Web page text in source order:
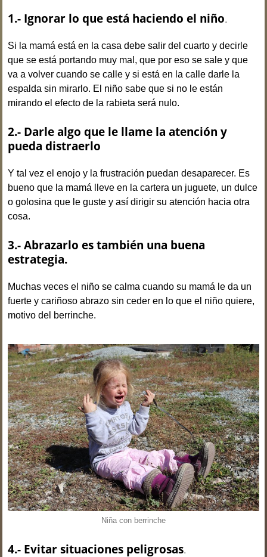
1.- Ignorar lo que está haciendo el niño.
Si la mamá está en la casa debe salir del cuarto y decirle
que se está portando muy mal, que por eso se sale y que
va a volver cuando se calle y si está en la calle darle la
espalda sin mirarlo. El niño sabe que si no le están
mirando el efecto de la rabieta será nulo.
2.- Darle algo que le llame la atención y
pueda distraerlo
Y tal vez el enojo y la frustración puedan desaparecer. Es
bueno que la mamá lleve en la cartera un juguete, un dulce
o golosina que le guste y así dirigir su atención hacia otra
cosa.
3.- Abrazarlo es también una buena
estrategia.
Muchas veces el niño se calma cuando su mamá le da un
fuerte y cariñoso abrazo sin ceder en lo que el niño quiere,
motivo del berrinche.
Niña con berrinche
4.- Evitar situaciones peligrosas.